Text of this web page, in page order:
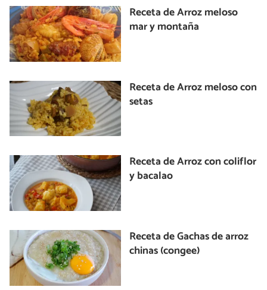
Receta de Arroz meloso
mar y montaña
Receta de Arroz meloso con
setas
Receta de Arroz con coliflor
y bacalao
Receta de Gachas de arroz
chinas (congee)